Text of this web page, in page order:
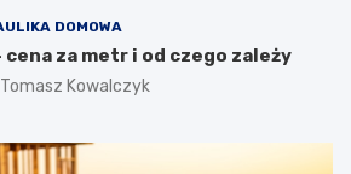
DOMOWA
za metr i od czego zależy
Tomasz Kowalczyk